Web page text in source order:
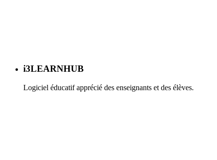
i3LEARNHUB
Logiciel éducatif apprécié des enseignants et des élèves.